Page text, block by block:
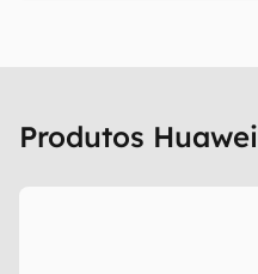
Produtos Huawei